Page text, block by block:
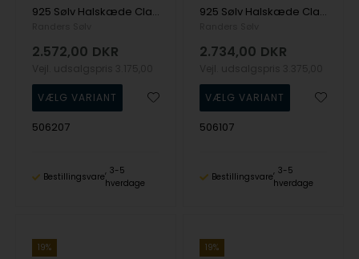
925 Sølv Halskæde Classic med Mat og blank overflade fra Randers Sølv
2.572,00 DKR
506207
Bestillingsvare
3-5
hverdage
925 Sølv Halskæde Classic med Mat og blank overflade fra Randers Sølv
2.734,00 DKR
506107
Bestillingsvare
3-5
hverdage
19% 19%